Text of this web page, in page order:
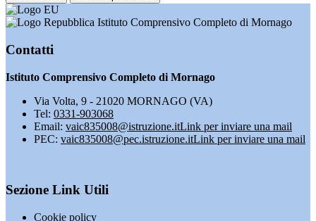
Istituto Comprensivo Completo di Mornago
Contatti
Istituto Comprensivo Completo di Mornago
Via Volta, 9 - 21020 MORNAGO (VA)
Tel: 0331-903068
Email: vaic835008@istruzione.itLink per inviare una mail
PEC: vaic835008@pec.istruzione.itLink per inviare una mail
Sezione Link Utili
Cookie policy